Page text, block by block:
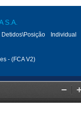
S.A.
- (FCA V2)